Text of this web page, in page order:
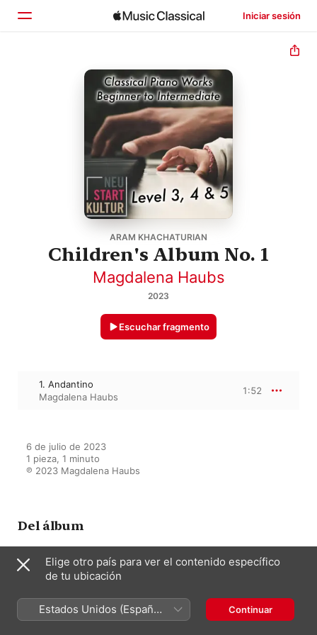
Iniciar sesión
ARAM KHACHATURIAN
Children's Album No. 1
Magdalena Haubs
2023
Escuchar fragmento
1. Andantino
Magdalena Haubs
1:52
6 de julio de 2023
1 pieza, 1 minuto
℗ 2023 Magdalena Haubs
Del álbum
Classical Piano Works -
Beginner to Intermediate Level
3, 4 & 5
Magdalena Haubs
Elige otro país para ver el contenido específico
de tu ubicación
Estados Unidos (Español
México)
Continuar